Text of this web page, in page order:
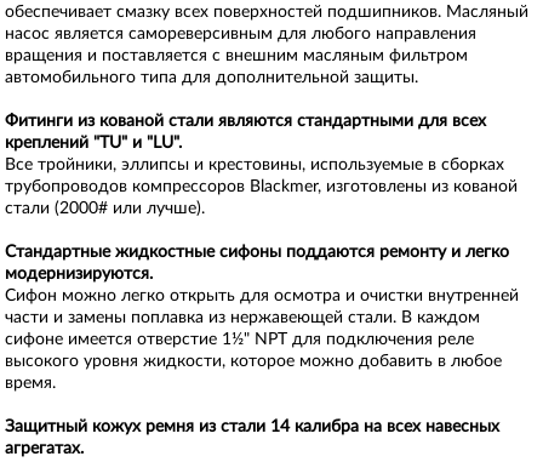
обеспечивает смазку всех поверхностей подшипников. Масляный
насос является самореверсивным для любого направления
вращения и поставляется с внешним масляным фильтром
автомобильного типа для дополнительной защиты.
Фитинги из кованой стали являются стандартными для всех
креплений "TU" и "LU".
Все тройники, эллипсы и крестовины, используемые в сборках
трубопроводов компрессоров Blackmer, изготовлены из кованой
стали (2000# или лучше).
Стандартные жидкостные сифоны поддаются ремонту и легко
модернизируются.
Сифон можно легко открыть для осмотра и очистки внутренней
части и замены поплавка из нержавеющей стали. В каждом
сифоне имеется отверстие 1½" NPT для подключения реле
высокого уровня жидкости, которое можно добавить в любое
время.
Защитный кожух ремня из стали 14 калибра на всех навесных
агрегатах.